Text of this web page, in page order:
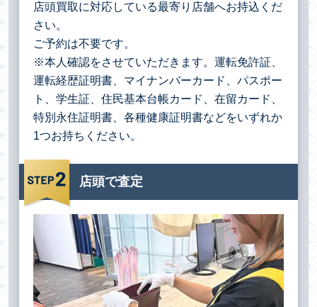
店頭買取に対応している最寄り店舗へお持込くだ
さい。
ご予約は不要です。
※本人確認をさせていただきます。運転免許証、
運転経歴証明書、マイナンバーカード、パスポー
ト、学生証、住民基本台帳カード、在留カード、
特別永住証明書、各種健康証明書などをいずれか
1つお持ちください。
店頭で査定